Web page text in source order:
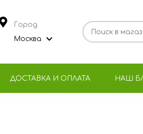
Город
Москва
ДОСТАВКА И ОПЛАТА НАШ